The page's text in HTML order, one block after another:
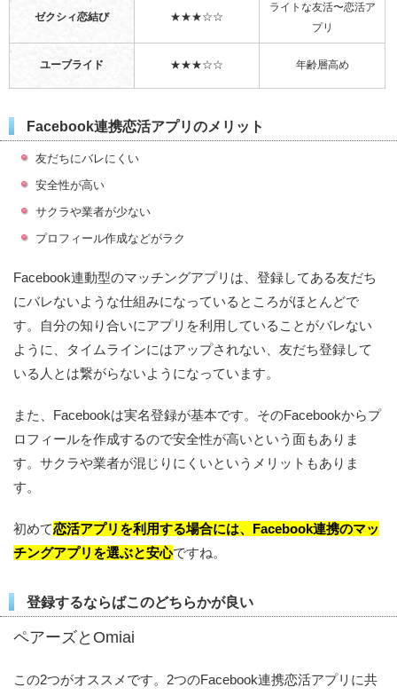
ゼクシィ恋結び ★★★☆☆
ライトな友活〜恋活ア
プリ
ユーブライド ★★★☆☆ 年齢層高め
Facebook連携恋活アプリのメリット
友だちにバレにくい
安全性が高い
サクラや業者が少ない
プロフィール作成などがラク
Facebook連動型のマッチングアプリは、登録してある友だち
にバレないような仕組みになっているところがほとんどで
す。自分の知り合いにアプリを利用していることがバレない
ように、タイムラインにはアップされない、友だち登録して
いる人とは繋がらないようになっています。
また、Facebookは実名登録が基本です。そのFacebookからプ
ロフィールを作成するので安全性が高いという面もありま
す。サクラや業者が混じりにくいというメリットもありま
す。
初めて恋活アプリを利用する場合には、Facebook連携のマッ
チングアプリを選ぶと安心ですね。
登録するならばこのどちらかが良い
ペアーズとOmiai
この2つがオススメです。2つのFacebook連携恋活アプリに共